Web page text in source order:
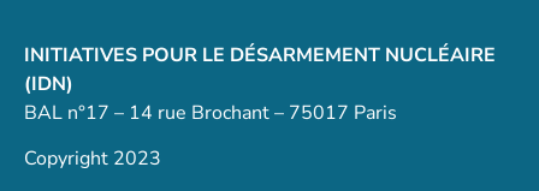
INITIATIVES POUR LE DÉSARMEMENT NUCLÉAIRE
(IDN)
BAL n°17 – 14 rue Brochant – 75017 Paris
Copyright 2023